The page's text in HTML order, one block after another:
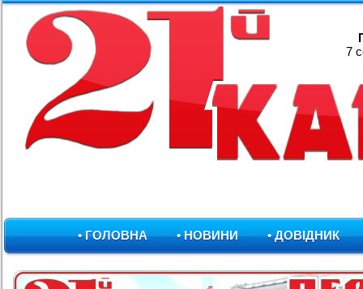
7
• ГОЛОВНА • НОВИНИ • ДОВІДНИК